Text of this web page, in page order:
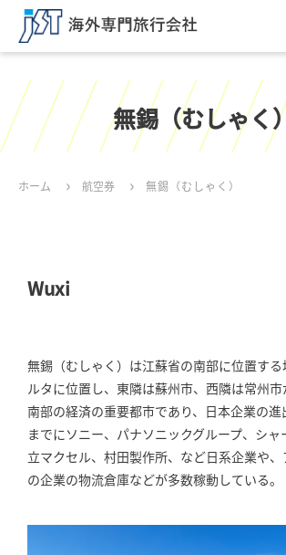
無錫（むしゃく）
ホーム 航空券 無錫（むしゃく）
Wuxi
無錫（むしゃく）は江蘇省の南部に位置す
ルタに位置し、東隣は蘇州市、西隣は常州
南部の経済の重要都市であり、日本企業の
までにソニー、パナソニックグループ、シャ
立マクセル、村田製作所、など日系企業や
の企業の物流倉庫などが多数稼動している。